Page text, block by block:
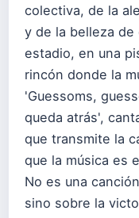
colectiva, de la
y de la belleza de
estadio, en una
rincón donde la
'Guessoms,
queda atrás',
que transmite la
que la música es
No es una
sino sobre la